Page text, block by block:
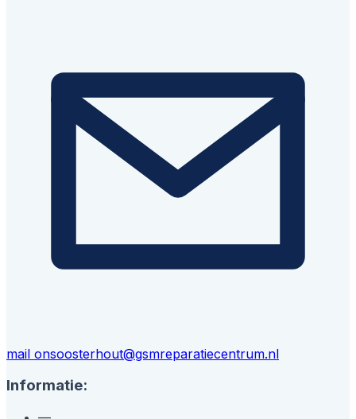
mail onsoosterhout@gsmreparatiecentrum.nl
Informatie: